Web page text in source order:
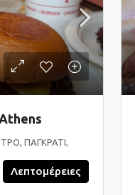
ΠΑΓΚΡΑΤΙ,
Λεπτομέρειες